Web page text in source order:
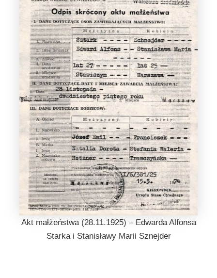
Akt małżeństwa (28.11.1925) – Edwarda Alfonsa
Starka i Stanisławy Marii Sznejder